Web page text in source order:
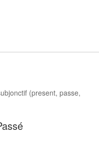
(present, passe,